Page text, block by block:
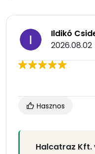
Ildikó
2026.08.02
Hasznos
Halcatraz Kft.